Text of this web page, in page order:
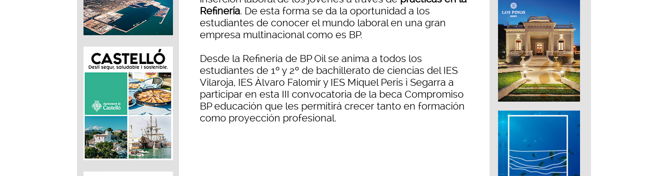
Refinería. De esta forma se da la oportunidad a los
estudiantes de conocer el mundo laboral en una gran
empresa multinacional como es BP.
Desde la Refinería de BP Oil se anima a todos los
estudiantes de 1º y 2º de bachillerato de ciencias del IES
Vilaroja, IES Àlvaro Falomir y IES Miquel Peris i Segarra a
participar en esta III convocatoria de la beca Compromiso
BP educación que les permitirá crecer tanto en formación
como proyección profesional.